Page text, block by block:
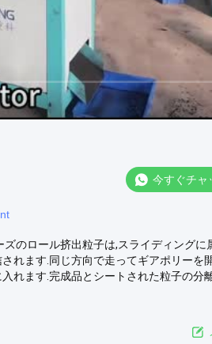
今すぐチャ
のロール挤出粒子は,スライディングに
れます.同じ方向で走ってギアポリーを
れます.完成品とシートされた粒子の分